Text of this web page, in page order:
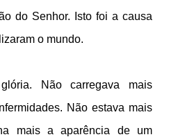
do Senhor. Isto foi a causa
o mundo.
Não carregava mais
Não estava mais
mais a aparência de um